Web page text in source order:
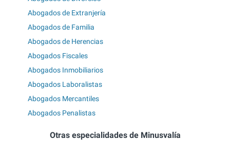
Abogados de Extranjería
Abogados de Familia
Abogados de Herencias
Abogados Fiscales
Abogados Inmobiliarios
Abogados Laboralistas
Abogados Mercantiles
Abogados Penalistas
Otras especialidades de Minusvalía